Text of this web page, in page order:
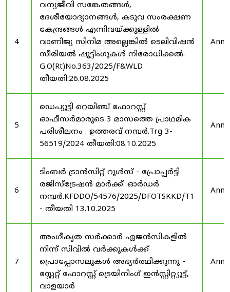
4
വന്യജീവി സങ്കേതങ്ങൾ,
ദേശീയോദ്യാനങ്ങൾ, കടുവ സംരക്ഷണ
കേന്ദ്രങ്ങൾ എന്നിവയ്ക്കുള്ളിൽ
വാണിജ്യ സിനിമ അല്ലെങ്കിൽ ടെലിവിഷൻ
സീരിയൽ ഷൂട്ടിംഗുകൾ നിരോധിക്കൽ.
G.O(Rt)No.363/2025/F&WLD
തീയതി:26.08.2025
5
ഡെപ്യൂട്ടി റെയിഞ്ച് ഫോറസ്റ്റ്
ഓഫീസർമാരുടെ 3 മാസത്തെ പ്രാഥമിക
പരിശീലനം . ഉത്തരവ് നമ്പർ.Trg 3-
56519/2024 തീയതി:08.10.2025
6
ടിംബർ ട്രാൻസിറ്റ് റൂൾസ് - പ്രോപ്പർട്ടി
രജിസ്ട്രേഷൻ മാർക്ക്. ഓർഡർ
നമ്പർ.KFDDO/54576/2025/DFOTSKKD/T1
- തീയതി 13.10.2025
7
അംഗീകൃത സർക്കാർ ഏജൻസികളിൽ
നിന്ന് സിവിൽ വർക്കുകൾക്ക്
പ്രൊപ്പോസലുകൾ അഭ്യർത്ഥിക്കുന്നു -
സ്റ്റേറ്റ് ഫോറസ്റ്റ് ട്രെയിനിംഗ് ഇൻസ്റ്റിറ്റ്യൂട്ട്,
വാളയാർ